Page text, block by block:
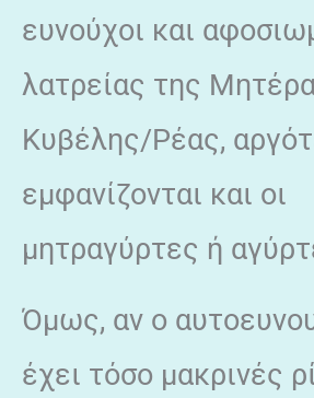
ευνούχοι και
λατρείας της
Κυβέλης/Ρέας,
εμφανίζονται και οι
μητραγύρτες ή
Όμως, αν ο
έχει τόσο μακρινές